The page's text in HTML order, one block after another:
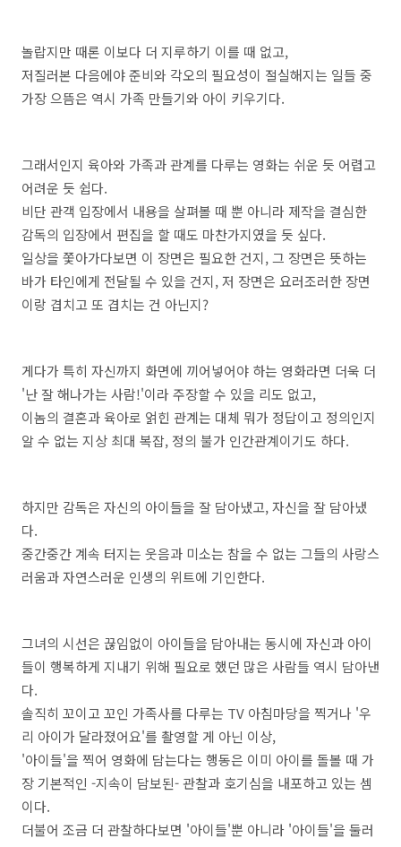
놀랍지만 때론 이보다 더 지루하기 이를 때 없고,
저질러본 다음에야 준비와 각오의 필요성이 절실해지는 일들 중
가장 으뜸은 역시 가족 만들기와 아이 키우기다.
그래서인지 육아와 가족과 관계를 다루는 영화는 쉬운 듯 어렵고
어려운 듯 쉽다.
비단 관객 입장에서 내용을 살펴볼 때 뿐 아니라 제작을 결심한
감독의 입장에서 편집을 할 때도 마찬가지였을 듯 싶다.
일상을 쫓아가다보면 이 장면은 필요한 건지, 그 장면은 뜻하는
바가 타인에게 전달될 수 있을 건지, 저 장면은 요러조러한 장면
이랑 겹치고 또 겹치는 건 아닌지?
게다가 특히 자신까지 화면에 끼어넣어야 하는 영화라면 더욱 더
'난 잘 해나가는 사람!'이라 주장할 수 있을 리도 없고,
이놈의 결혼과 육아로 얽힌 관계는 대체 뭐가 정답이고 정의인지
알 수 없는 지상 최대 복잡, 정의 불가 인간관계이기도 하다.
하지만 감독은 자신의 아이들을 잘 담아냈고, 자신을 잘 담아냈
다.
중간중간 계속 터지는 웃음과 미소는 참을 수 없는 그들의 사랑스
러움과 자연스러운 인생의 위트에 기인한다.
그녀의 시선은 끊임없이 아이들을 담아내는 동시에 자신과 아이
들이 행복하게 지내기 위해 필요로 했던 많은 사람들 역시 담아낸
다.
솔직히 꼬이고 꼬인 가족사를 다루는 TV 아침마당을 찍거나 '우
리 아이가 달라졌어요'를 촬영할 게 아닌 이상,
'아이들'을 찍어 영화에 담는다는 행동은 이미 아이를 돌볼 때 가
장 기본적인 -지속이 담보된- 관찰과 호기심을 내포하고 있는 셈
이다.
더불어 조금 더 관찰하다보면 '아이들'뿐 아니라 '아이들'을 둘러